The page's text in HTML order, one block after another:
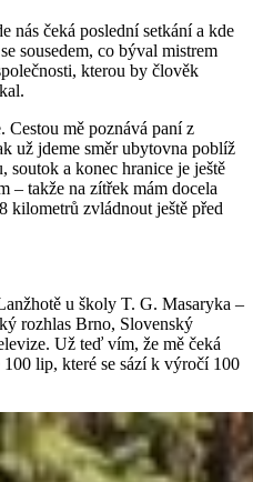
nás čeká poslední setkání a kde
sousedem, co býval mistrem
kterou by člověk
Cestou mě poznává paní z
už jdeme směr ubytovna poblíž
soutok a konec hranice je ještě
– takže na zítřek mám docela
kilometrů zvládnout ještě před
u školy T. G. Masaryka –
rozhlas Brno, Slovenský
Už teď vím, že mě čeká
lip, které se sází k výročí 100